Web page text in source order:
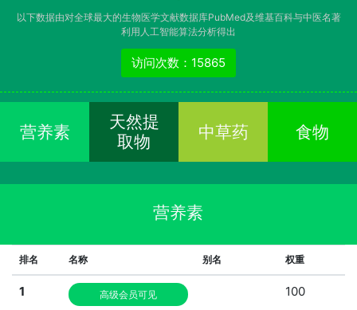
以下数据由对全球最大的生物医学文献数据库PubMed及维基百科与中医名著
利用人工智能算法分析得出
访问次数：15865
营养素
天然提
取物
中草药 食物
营养素
排名 名称 别名 权重
1 高级会员可见 100